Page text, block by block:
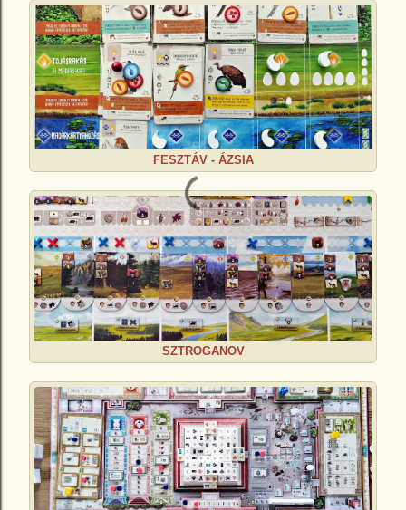
FESZTÁV - ÁZSIA
SZTROGANOV